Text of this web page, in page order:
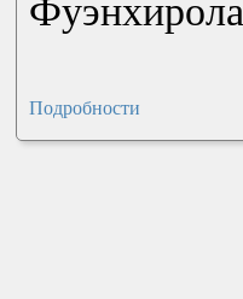
Фуэнхирола
Подробности